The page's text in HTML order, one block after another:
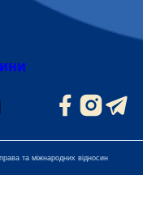
та міжнародних відносин